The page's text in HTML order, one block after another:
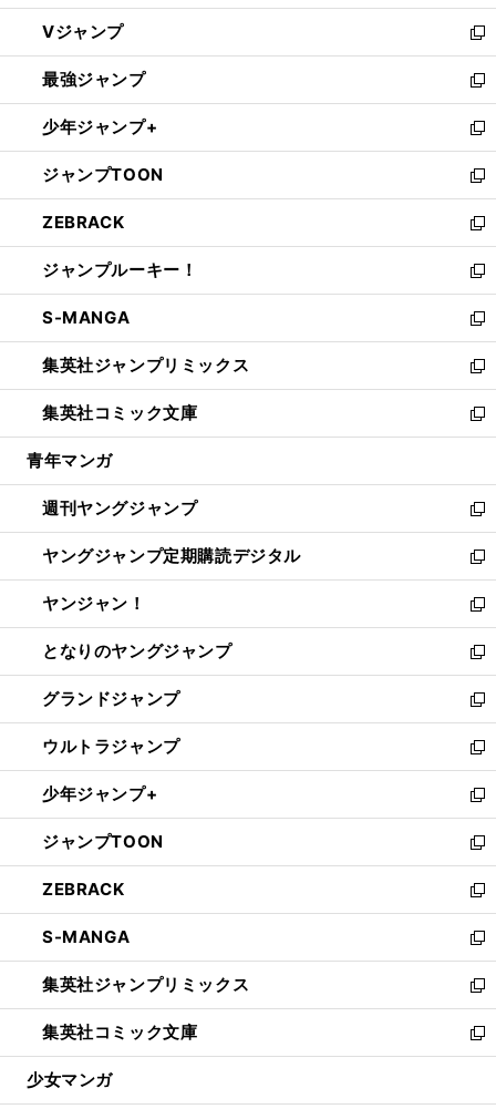
ウ
ィ
ン
ド
ウ
で
開
く
し
い
ウ
ィ
ン
ド
ウ
で
開
く
Vジャンプ
新
し
い
ウ
ィ
ン
ド
ウ
で
開
く
最強ジャンプ
新
し
い
ウ
ィ
ン
ド
ウ
で
開
く
少年ジャンプ+
新
し
い
ウ
ィ
ン
ド
ウ
で
開
く
ジャンプTOON
新
し
い
ウ
ィ
ン
ド
ウ
で
開
く
ZEBRACK
新
し
い
ウ
ィ
ン
ド
ウ
で
開
ジャンプルーキー！
新
し
い
ウ
ィ
ン
ド
ウ
開
く
S-MANGA
新
し
い
ウ
ィ
ン
ウ
で
開
く
集英社ジャンプリミックス
新
し
い
ウ
ン
ド
ウ
で
開
く
集英社コミック文庫
新
し
ウ
ィ
ン
ド
ウ
で
開
く
青年マンガ
週刊ヤングジャンプ
新
し
い
ウ
ィ
ン
ド
ウ
で
開
く
ヤングジャンプ定期購読デジタル
新
し
い
ウ
ィ
ン
ド
ウ
で
開
く
ヤンジャン！
新
し
い
ウ
ィ
ン
ド
ウ
で
開
く
となりのヤングジャンプ
新
し
い
ウ
ィ
ン
ド
ウ
で
開
く
グランドジャンプ
新
し
い
ウ
ィ
ン
ド
ウ
で
開
く
ウルトラジャンプ
新
し
い
ウ
ィ
ン
ド
ウ
で
開
く
少年ジャンプ+
新
し
い
ウ
ィ
ン
ド
ウ
で
開
く
ジャンプTOON
新
し
い
ウ
ィ
ン
ド
ウ
で
開
ZEBRACK
新
し
い
ウ
ィ
ン
ド
ウ
開
S-MANGA
新
し
い
ウ
ィ
ン
ウ
集英社ジャンプリミックス
新
し
い
ウ
集英社コミック文庫
新
し
少女マンガ